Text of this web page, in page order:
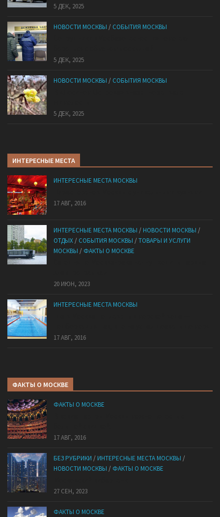
5 ДЕК, 2025
НОВОСТИ МОСКВЫ / СОБЫТИЯ МОСКВЫ
5 ДЕК, 2025
НОВОСТИ МОСКВЫ / СОБЫТИЯ МОСКВЫ
5 ДЕК, 2025
ИНТЕРЕСНЫЕ МЕСТА
ИНТЕРЕСНЫЕ МЕСТА МОСКВЫ
17 АВГ, 2016
ИНТЕРЕСНЫЕ МЕСТА МОСКВЫ /НОВОСТИ МОСКВЫ /
ОТДЫХ / СОБЫТИЯ МОСКВЫ /ТОВАРЫ И УСЛУГИ
МОСКВЫ / ФАКТЫ О МОСКВЕ
20 ИЮН, 2023
ИНТЕРЕСНЫЕ МЕСТА МОСКВЫ
17 АВГ, 2016
ФАКТЫ О МОСКВЕ
ФАКТЫ О МОСКВЕ
17 АВГ, 2016
БЕЗ РУБРИКИ /ИНТЕРЕСНЫЕ МЕСТА МОСКВЫ /
НОВОСТИ МОСКВЫ / ФАКТЫ О МОСКВЕ
27 СЕН, 2023
ФАКТЫ О МОСКВЕ